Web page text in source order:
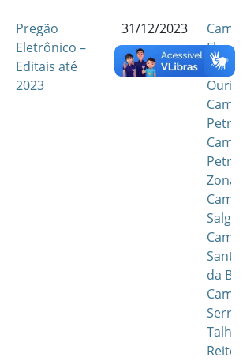
Pregão
Eletrônico –
Editais até
2023
31/12/2023
Zona
da
Serra